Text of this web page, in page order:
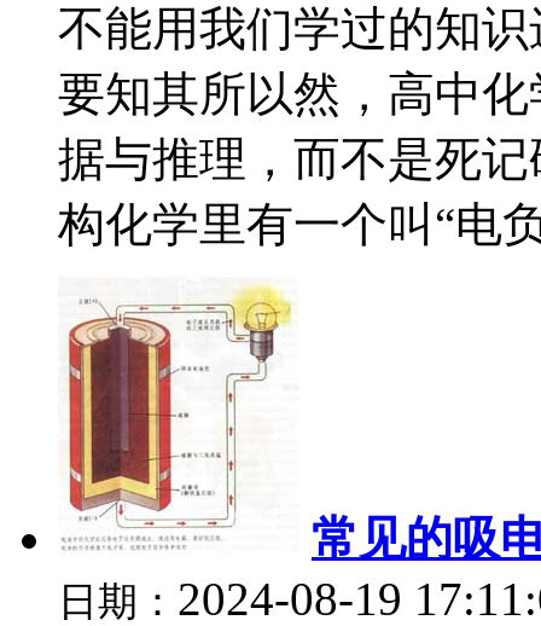
不能用我们学过的知
要知其所以然，高中
据与推理，而不是死
构化学里有一个叫“电
常见的吸
日期： 2024-08-19